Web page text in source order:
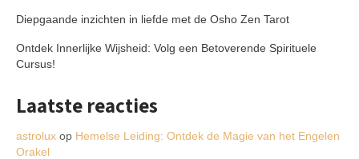
Diepgaande inzichten in liefde met de Osho Zen Tarot
Ontdek Innerlijke Wijsheid: Volg een Betoverende Spirituele
Cursus!
Laatste reacties
astrolux op Hemelse Leiding: Ontdek de Magie van het Engelen
Orakel